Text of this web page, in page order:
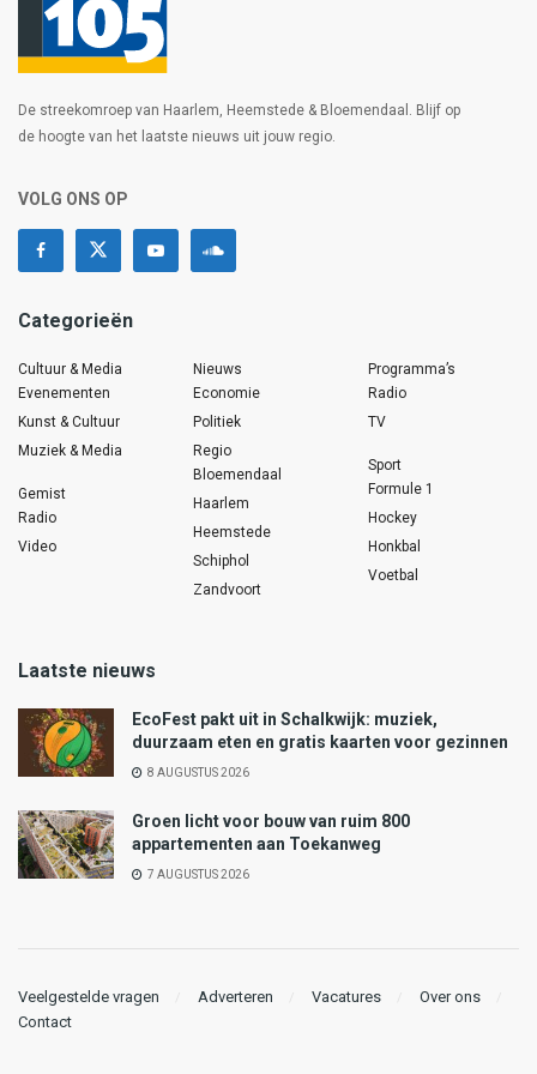
De streekomroep van Haarlem, Heemstede & Bloemendaal. Blijf op
de hoogte van het laatste nieuws uit jouw regio.
VOLG ONS OP
Categorieën
Cultuur & Media
Evenementen
Kunst & Cultuur
Muziek & Media
Gemist
Radio
Video
Nieuws
Economie
Politiek
Regio
Bloemendaal
Haarlem
Heemstede
Schiphol
Zandvoort
Programma’s
Radio
TV
Sport
Formule 1
Hockey
Honkbal
Voetbal
Laatste nieuws
EcoFest pakt uit in Schalkwijk: muziek,
duurzaam eten en gratis kaarten voor gezinnen
8 AUGUSTUS 2026
Groen licht voor bouw van ruim 800
appartementen aan Toekanweg
7 AUGUSTUS 2026
Veelgestelde vragen Adverteren Vacatures
Over ons
Contact